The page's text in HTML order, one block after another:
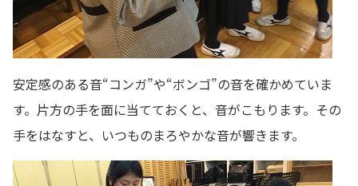
安定感のある音“コンガ”や“ボンゴ”の音を確かめていま
す。片方の手を面に当てておくと、音がこもります。その
手をはなすと、いつものまろやかな音が響きます。